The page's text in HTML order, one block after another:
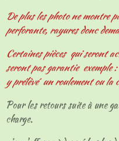
De plus les photo ne montre
perforante, rayures donc
Certaines pièces qui seront
seront pas garantie exemple
y prélèvé un roulement ou la
Pour les retours suite à une
charge.